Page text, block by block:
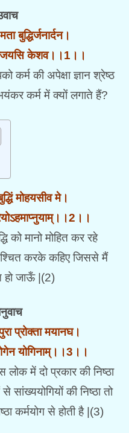
बुद्धिर्जनार्दन।
केशव।।1।।
कर्म की अपेक्षा ज्ञान श्रेष्ठ
कर्म में क्यों लगाते हैं?
मोहयसीव मे।
को मानो मोहित कर रहे
करके कहिए जिससे मैं
हो जाऊँ |(2)
पुरा प्रोक्ता मयानघ।
योगिनाम्।।3।।
लोक में दो प्रकार की निष्ठा
सांख्ययोगियों की निष्ठा तो
कर्मयोग से होती है |(3)